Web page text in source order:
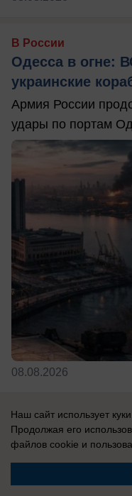
В России
Одесса в огне:
украинские
Армия России
удары по портам
08.08.2026
Новости СМИ2
Наш сайт использует куки.
Продолжая его
файлов cookie и